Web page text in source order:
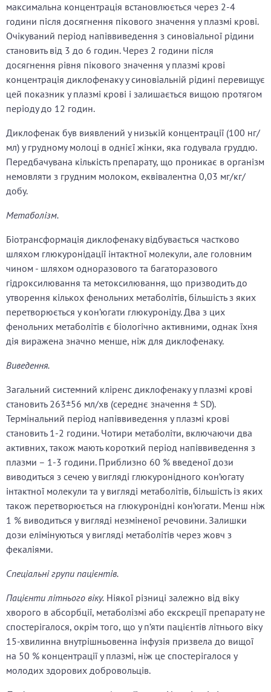
максимальна концентрація встановлюється через 2-4
години після досягнення пікового значення у плазмі крові.
Очікуваний період напіввиведення з синовіальної рідини
становить від 3 до 6 годин. Через 2 години після
досягнення рівня пікового значення у плазмі крові
концентрація диклофенаку у синовіальній рідині перевищує
цей показник у плазмі крові і залишається вищою протягом
періоду до 12 годин.
Диклофенак був виявлений у низькій концентрації (100 нг/
мл) у грудному молоці в однієї жінки, яка годувала груддю.
Передбачувана кількість препарату, що проникає в організм
немовляти з грудним молоком, еквівалентна 0,03 мг/кг/
добу.
Метаболізм.
Біотрансформація диклофенаку відбувається частково
шляхом глюкуронідації інтактної молекули, але головним
чином - шляхом одноразового та багаторазового
гідроксилювання та метоксилювання, що призводить до
утворення кількох фенольних метаболітів, більшість з яких
перетворюється у кон’югати глюкуроніду. Два з цих
фенольних метаболітів є біологічно активними, однак їхня
дія виражена значно менше, ніж для диклофенаку.
Виведення.
Загальний системний кліренс диклофенаку у плазмі крові
становить 263±56 мл/хв (середнє значення ± SD).
Термінальний період напіввиведення у плазмі крові
становить 1-2 години. Чотири метаболіти, включаючи два
активних, також мають короткий період напіввиведення з
плазми – 1-3 години. Приблизно 60 % введеної дози
виводиться з сечею у вигляді глюкуронідного кон’югату
інтактної молекули та у вигляді метаболітів, більшість із яких
також перетворюється на глюкуронідні кон’югати. Менш ніж
1 % виводиться у вигляді незміненої речовини. Залишки
дози елімінуються у вигляді метаболітів через жовч з
фекаліями.
Спеціальні групи пацієнтів.
Пацієнти літнього віку. Ніякої різниці залежно від віку
хворого в абсорбції, метаболізмі або екскреції препарату не
спостерігалося, окрім того, що у п’яти пацієнтів літнього віку
15-хвилинна внутрішньовенна інфузія призвела до вищої
на 50 % концентрації у плазмі, ніж це спостерігалося у
молодих здорових добровольців.